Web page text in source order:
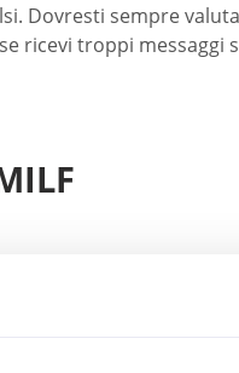
Dovresti sempre
ricevi troppi messaggi